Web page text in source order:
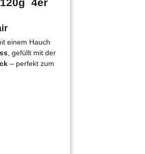
einem Hauch
, gefüllt mit der
– perfekt zum